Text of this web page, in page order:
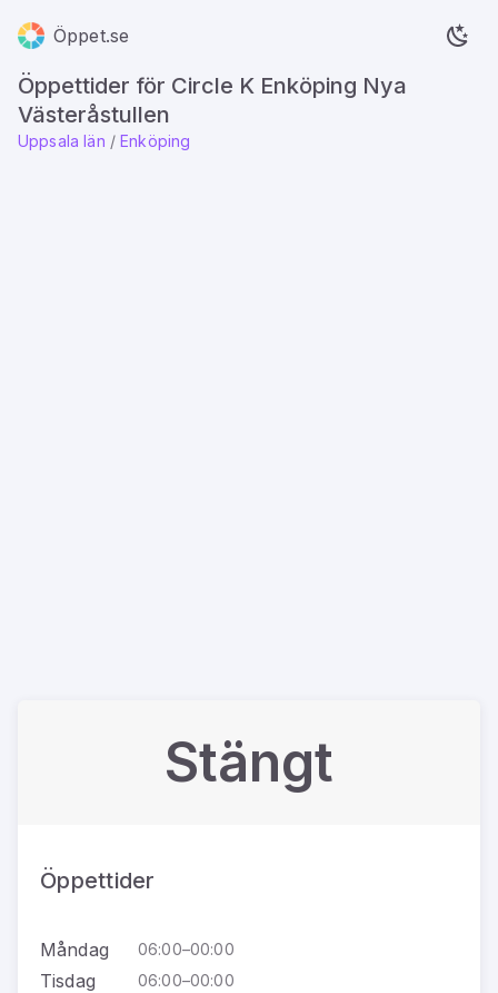
Öppet.se
Öppettider för Circle K Enköping Nya
Västeråstullen
Uppsala län / Enköping
Stängt
Öppettider
Måndag 06:00–00:00
Tisdag 06:00–00:00